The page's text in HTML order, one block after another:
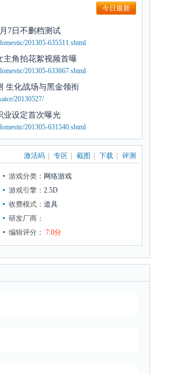
今日最新
月7日不删档测试
201305-635511.shtml
主角拍花絮视频首曝
201305-633667.shtml
生化战场与黑金领衔
20130527/
业设定首次曝光
201305-631540.shtml
激活码 专区 截图 下载 评测
游戏分类： 网络游戏
游戏引擎： 2.5D
收费模式： 道具
研发厂商：
编辑评分： 7.0分